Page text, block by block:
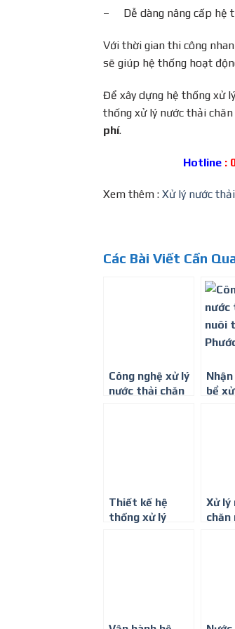
– Dễ dàng nâng cấp hệ
Với thời gian thi công
sẽ giúp hệ thống hoạt
Để xây dựng hệ thống xử
thống xử lý nước thải
phí.
Hotline :
Xem thêm : Xử lý nước
Các Bài Viết Cần
Công nghệ xử lý
nước thải chăn
bể
Thiết kế hệ
thống xử lý
Xử lý
chăn